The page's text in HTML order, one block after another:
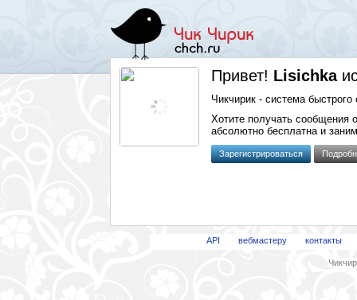
Привет! Lisichka
Чикчирик - система
Хотите получать сообщения
абсолютно бесплатна и
Зарегистрироваться
API вебмастеру контакты